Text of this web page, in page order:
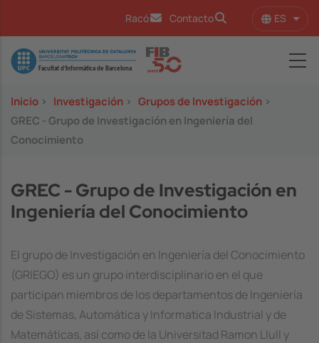
Racó Contacto ES
Image
Inicio > Investigación > Grupos de Investigación >
GREC - Grupo de Investigación en Ingeniería del
Conocimiento
GREC - Grupo de Investigación en
Ingeniería del Conocimiento
El grupo de Investigación en Ingeniería del Conocimiento
(GRIEGO) es un grupo interdisciplinario en el que
participan miembros de los departamentos de Ingeniería
de Sistemas, Automática y Informatica Industrial y de
Matemáticas, así como de la Universitad Ramon Llull y